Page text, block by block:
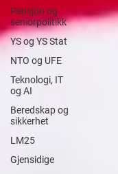
Pensjon og
seniorpolitikk
YS og YS Stat
NTO og UFE
Teknologi, IT
og AI
Beredskap og
sikkerhet
LM25
Gjensidige